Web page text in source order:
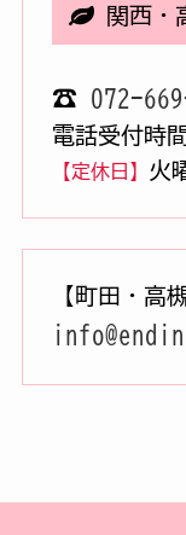
関西・
☎ 072-
電話受付時
【定休日】 火
【町田・高